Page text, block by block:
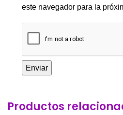
este navegador para la
Productos